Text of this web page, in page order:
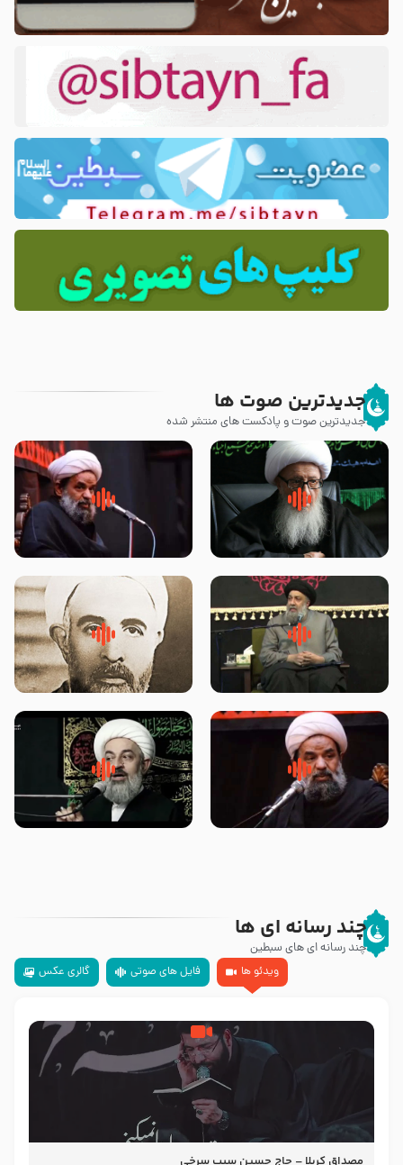
جدیدترین صوت ها
جدیدترین صوت و پادکست های منتشر شده
زوّار اربعین امام حسین (علیه
السلام) با این اشتیاق به زیارت
روضه جانسوز پاره های جگر امام
حسن مجتبی علیه السلام-حجت
لقب حضرت رقیه سلام الله علیها به
چه معناست – حجت الاسلام علوی
روضه‌ی مجلس یزید ملعون و
اسارت اهل‌بیت علیهم‌السلام –
محدث زاده
سلام جوانی که امام حسین علیه
السلام خودش جوابش را دادند
زیارتی که اسباب رزق زیاد و عمر
طولانی است حجت السلام حسین
چند رسانه ای ها
چند رسانه ای های سبطین
ویدئو ها
فایل های صوتی گالری عکس
مصداق کربلا – حاج حسین سیب سرخی